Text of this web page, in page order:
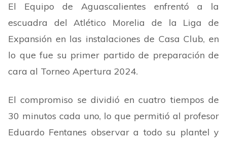
El Equipo de Aguascalientes enfrentó a la
escuadra del Atlético Morelia de la Liga de
Expansión en las instalaciones de Casa Club, en
lo que fue su primer partido de preparación de
cara al Torneo Apertura 2024.
El compromiso se dividió en cuatro tiempos de
30 minutos cada uno, lo que permitió al profesor
Eduardo Fentanes observar a todo su plantel y